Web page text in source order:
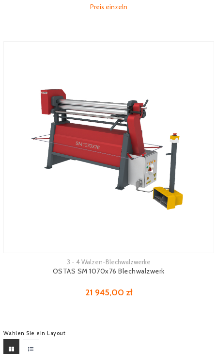
Preis einzeln
3 - 4 Walzen-Blechwalzwerke
OSTAS SM 1070x76 Blechwalzwerk
21 945,00 zł
Wahlen Sie ein Layout